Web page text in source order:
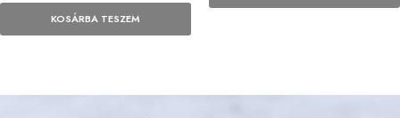
KOSÁRBA TESZEM